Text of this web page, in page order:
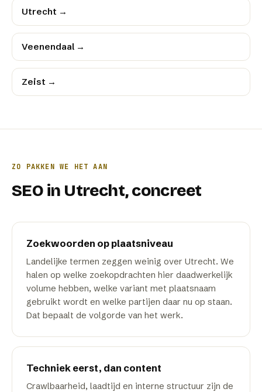
Utrecht →
Veenendaal →
Zeist →
ZO PAKKEN WE HET AAN
SEO in Utrecht, concreet
Zoekwoorden op plaatsniveau
Landelijke termen zeggen weinig over Utrecht. We
halen op welke zoekopdrachten hier daadwerkelijk
volume hebben, welke variant met plaatsnaam
gebruikt wordt en welke partijen daar nu op staan.
Dat bepaalt de volgorde van het werk.
Techniek eerst, dan content
Crawlbaarheid, laadtijd en interne structuur zijn de